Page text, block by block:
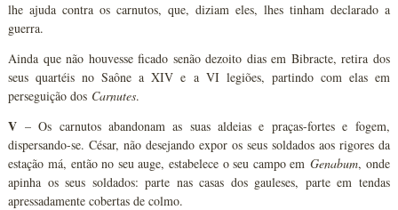
lhe ajuda contra os carnutos, que, diziam eles, lhes tinham declarado a
guerra.
Ainda que não houvesse ficado senão dezoito dias em Bibracte, retira dos
seus quartéis no Saône a XIV e a VI legiões, partindo com elas em
perseguição dos Carnutes.
V – Os carnutos abandonam as suas aldeias e praças-fortes e fogem,
dispersando-se. César, não desejando expor os seus soldados aos rigores da
estação má, então no seu auge, estabelece o seu campo em Genabum, onde
apinha os seus soldados: parte nas casas dos gauleses, parte em tendas
apressadamente cobertas de colmo.